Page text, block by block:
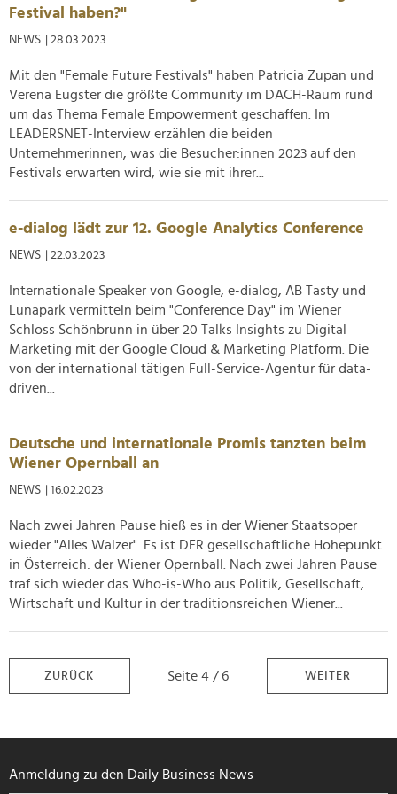
Verwendung unserer Website an unsere Partner für
Partner führen diese Informationen möglicherweise mit
weiteren Daten zusammen, die Sie ihnen bereitgestellt
haben oder die sie im Rahmen Ihrer Nutzung der Dienste
gesammelt haben.
Festival haben?"
NEWS | 28.03.2023
Mit den "Female Future Festivals" haben Patricia Zupan und
Verena Eugster die größte Community im DACH-Raum rund
um das Thema Female Empowerment geschaffen. Im
LEADERSNET-Interview erzählen die beiden
Unternehmerinnen, was die Besucher:innen 2023 auf den
Festivals erwarten wird, wie sie mit ihrer...
e-dialog lädt zur 12. Google Analytics Conference
NEWS | 22.03.2023
Internationale Speaker von Google, e-dialog, AB Tasty und
Lunapark vermitteln beim "Conference Day" im Wiener
Schloss Schönbrunn in über 20 Talks Insights zu Digital
Marketing mit der Google Cloud & Marketing Platform. Die
von der international tätigen Full-Service-Agentur für data-
driven...
Deutsche und internationale Promis tanzten beim
Wiener Opernball an
NEWS | 16.02.2023
Nach zwei Jahren Pause hieß es in der Wiener Staatsoper
wieder "Alles Walzer". Es ist DER gesellschaftliche Höhepunkt
in Österreich: der Wiener Opernball. Nach zwei Jahren Pause
traf sich wieder das Who-is-Who aus Politik, Gesellschaft,
Wirtschaft und Kultur in der traditionsreichen Wiener...
ZURÜCK Seite 4 / 6 WEITER
Anmeldung zu den Daily Business News